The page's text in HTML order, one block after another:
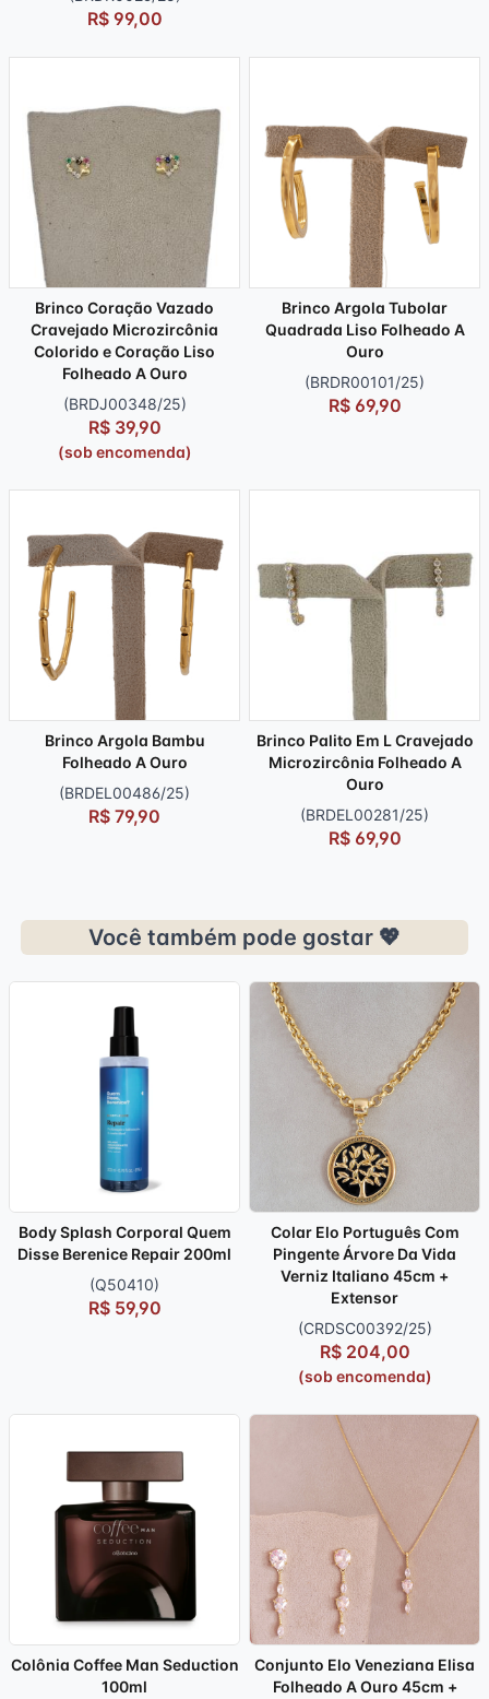
R$ 99,00
Brinco Coração Vazado
Cravejado Microzircônia
Colorido e Coração Liso
Folheado A Ouro
(BRDJ00348/25)
R$ 39,90
(sob encomenda)
Brinco Argola Tubolar
Quadrada Liso Folheado A
Ouro
(BRDR00101/25)
R$ 69,90
Brinco Argola Bambu
Folheado A Ouro
(BRDEL00486/25)
R$ 79,90
Brinco Palito Em L Cravejado
Microzircônia Folheado A
Ouro
(BRDEL00281/25)
R$ 69,90
Você também pode gostar 💖
Body Splash Corporal Quem
Disse Berenice Repair 200ml
(Q50410)
R$ 59,90
Colar Elo Português Com
Pingente Árvore Da Vida
Verniz Italiano 45cm +
Extensor
(CRDSC00392/25)
R$ 204,00
(sob encomenda)
Colônia Coffee Man Seduction
100ml
Conjunto Elo Veneziana Elisa
Folheado A Ouro 45cm +